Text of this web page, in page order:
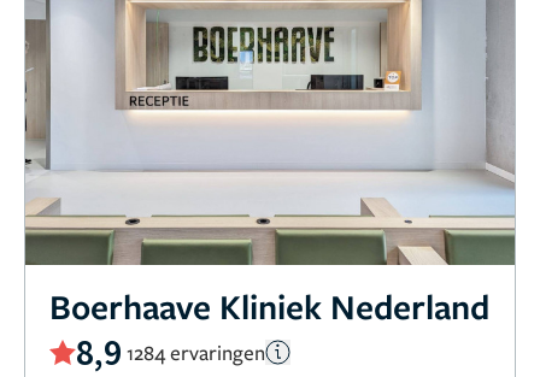
Boerhaave Kliniek Nederland
8,9 1284 ervaringen